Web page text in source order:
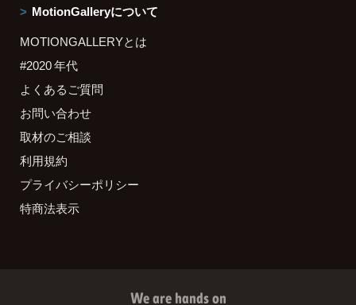
MotionGalleryについて
MOTIONGALLERYとは
#2020 年代
よくあるご質問
お問い合わせ
取材のご相談
利用規約
プライバシーポリシー
特商法表示
We are hands on